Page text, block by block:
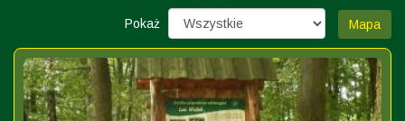
Pokaż Mapa